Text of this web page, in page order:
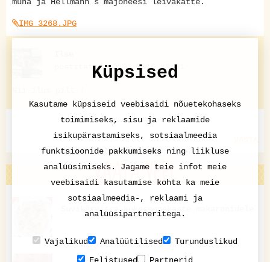
IMG_3268.JPG
postitatud 19.04.2016 15:01
VAATA VEEL
Suvikõrvitsa-kukeseenekaste makaronidele
Küpsised
Kasutame küpsiseid veebisaidi nõuetekohaseks
toimimiseks, sisu ja reklaamide
isikupärastamiseks, sotsiaalmeedia
funktsioonide pakkumiseks ning liikluse
analüüsimiseks. Jagame teie infot meie
veebisaidi kasutamise kohta ka meie
sotsiaalmeedia-, reklaami ja
analüüsipartneritega.
Vajalikud Analüütilised
Turunduslikud